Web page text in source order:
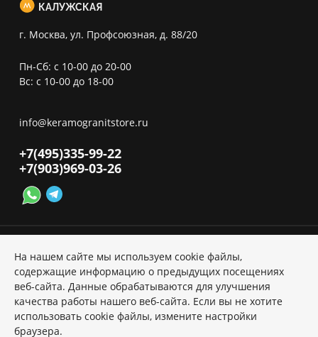
КАЛУЖСКАЯ
г. Москва, ул. Профсоюзная, д. 88/20
Пн-Сб: с 10-00 до 20-00
Вс: с 10-00 до 18-00
info@keramogranitstore.ru
+7(495)335-99-22
+7(903)969-03-26
Политика ПД
Copyright © 2026 Kerama Marazzi
На нашем сайте мы используем cookie файлы,
содержащие информацию о предыдущих посещениях
веб-сайта. Данные обрабатываются для улучшения
качества работы нашего веб-сайта. Если вы не хотите
использовать cookie файлы, измените настройки
браузера.